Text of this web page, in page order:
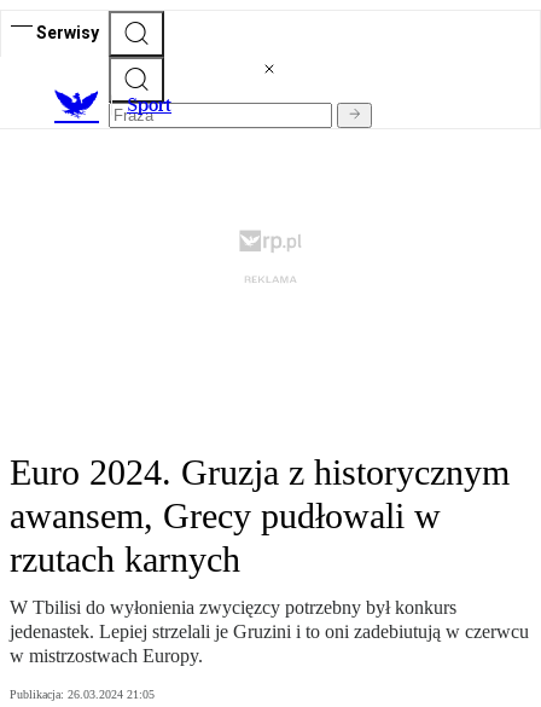
Serwisy
Sport
Euro 2024. Gruzja z historycznym
awansem, Grecy pudłowali w
rzutach karnych
W Tbilisi do wyłonienia zwycięzcy potrzebny był konkurs
jedenastek. Lepiej strzelali je Gruzini i to oni zadebiutują w czerwcu
w mistrzostwach Europy.
Publikacja: 26.03.2024 21:05